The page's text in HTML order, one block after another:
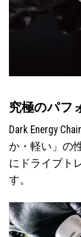
究極のパフ
Dark Energy
か・軽い」の
にドライブト
す。